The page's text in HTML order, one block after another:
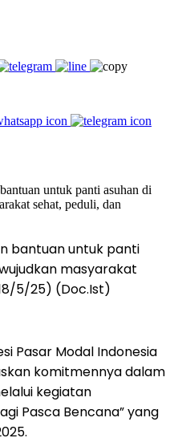
bantuan untuk panti
masyarakat
5/25) (Doc.Ist)
Pasar Modal Indonesia
komitmennya dalam
kegiatan
Pasca Bencana” yang